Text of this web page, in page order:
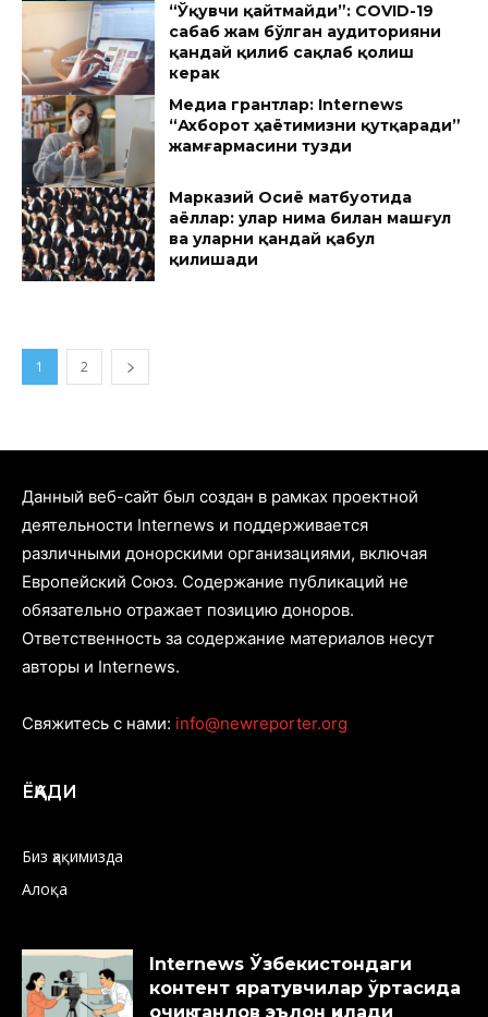
“Ўқувчи қайтмайди”: COVID-19
сабаб жам бўлган аудиторияни
қандай қилиб сақлаб қолиш
керак
Медиа грантлар: Internews
“Ахборот ҳаётимизни қутқаради”
жамғармасини тузди
Марказий Осиё матбуотида
аёллар: улар нима билан машғул
ва уларни қандай қабул
қилишади
1 2
Данный веб-сайт был создан в рамках проектной
деятельности Internews и поддерживается
различными донорскими организациями, включая
Европейский Союз. Содержание публикаций не
обязательно отражает позицию доноров.
Ответственность за содержание материалов несут
авторы и Internews.
Свяжитесь с нами: info@newreporter.org
ЁҚАДИ
Биз ҳақимизда
Алоқа
Internews Ўзбекистондаги
контент яратувчилар ўртасида
очиқ танлов эълон қилади